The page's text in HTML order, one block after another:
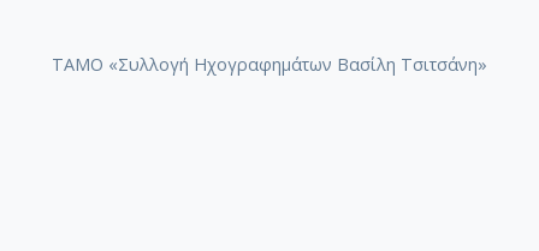
ΤΑΜΟ «Συλλογή Ηχογραφημάτων Βασίλη Τσιτσάνη»